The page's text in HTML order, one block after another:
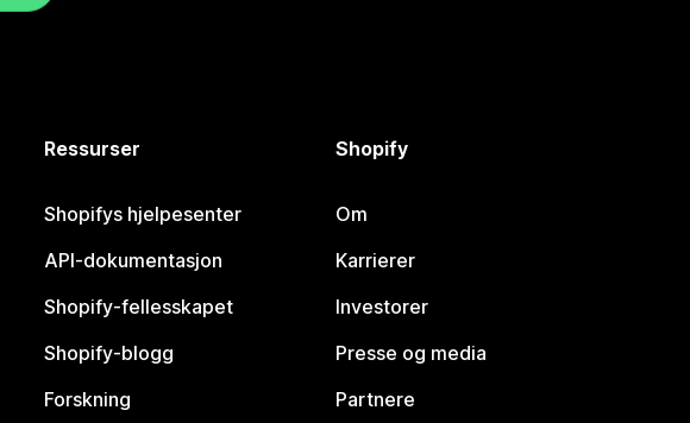
Ressurser
Shopifys hjelpesenter
API-dokumentasjon
Shopify-fellesskapet
Shopify-blogg
Forskning
Shopify
Om
Karrierer
Investorer
Presse og media
Partnere